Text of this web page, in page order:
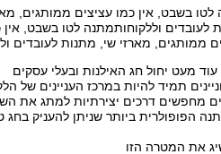
לטו בשבט, אין כמו עציצים ממותגים,
לעובדים וללקוחותמתנה לטו בשבט, אין
ממותגים, מארזי שי, מתנות לעובדים
מעט יחול חג האילנות ובעלי עסקים
תמיד להיות במרכז העניינים של
מחפשים דרכים יצירתיות למתג את
הפופולרית ביותר שניתן להעניק בחג
את המטרה הזו